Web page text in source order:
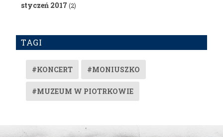
styczeń 2017 (2)
TAGI
#KONCERT #MONIUSZKO
#MUZEUM W PIOTRKOWIE